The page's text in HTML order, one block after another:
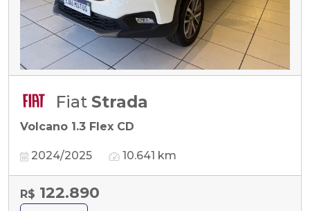
Fiat Strada
Volcano 1.3 Flex CD
2024/2025 10.641 km
R$ 122.890